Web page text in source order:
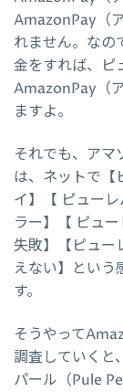
AmazonPay（
れません。なの
金をすれば、ピ
AmazonPay（
ますよ。
それでも、アマ
は、ネットで【
イ】【 ピュー
ラー】【 ピュ
失敗】【ピュ
えない】という
す。
そうやって
調査していくと
パール（Pule